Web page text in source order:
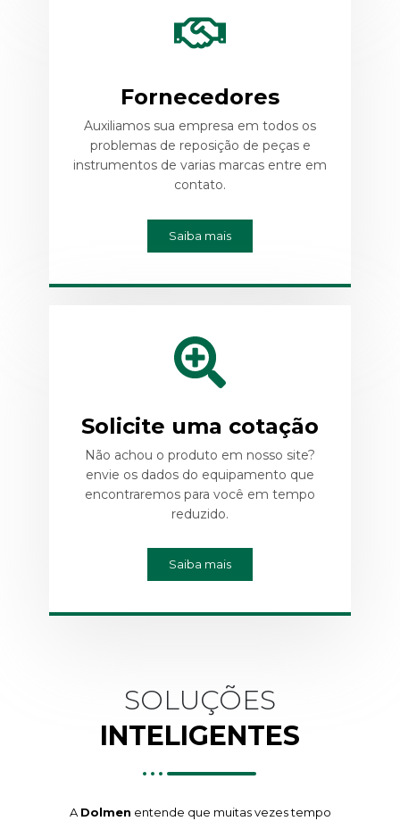
Fornecedores
Auxiliamos sua empresa em todos os
problemas de reposição de peças e
instrumentos de varias marcas entre em
contato.
Saiba mais
Solicite uma cotação
Não achou o produto em nosso site?
envie os dados do equipamento que
encontraremos para você em tempo
reduzido.
Saiba mais
SOLUÇÕES
INTELIGENTES
ADolmen entende que muitas vezes tempo